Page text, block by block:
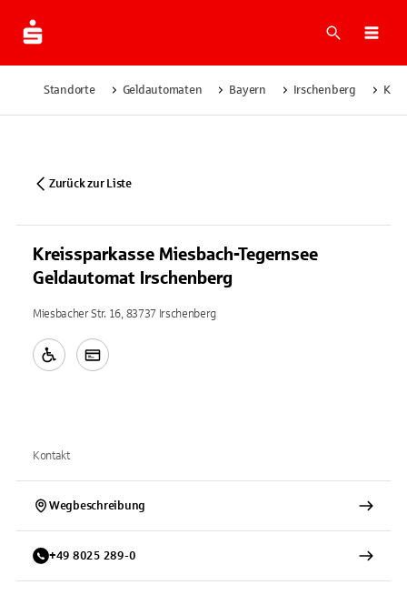
Suche
Standorte Geldautomaten Bayern Irschenberg
Zurück zur Liste
Kreissparkasse Miesbach-Tegernsee
Geldautomat Irschenberg
Miesbacher Str. 16, 83737 Irschenberg
Kontakt
Wegbeschreibung
+49 8025 289-0